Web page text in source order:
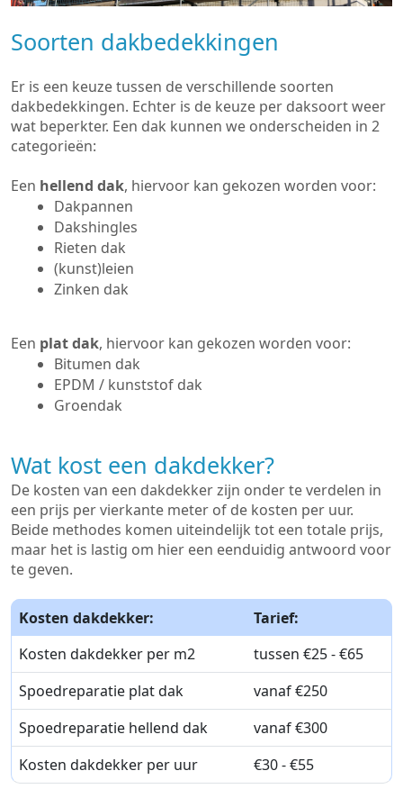
Soorten dakbedekkingen
Er is een keuze tussen de verschillende soorten
dakbedekkingen. Echter is de keuze per daksoort weer
wat beperkter. Een dak kunnen we onderscheiden in 2
categorieën:
Een hellend dak, hiervoor kan gekozen worden voor:
Dakpannen
Dakshingles
Rieten dak
(kunst)leien
Zinken dak
Een plat dak, hiervoor kan gekozen worden voor:
Bitumen dak
EPDM / kunststof dak
Groendak
Wat kost een dakdekker?
De kosten van een dakdekker zijn onder te verdelen in
een prijs per vierkante meter of de kosten per uur.
Beide methodes komen uiteindelijk tot een totale prijs,
maar het is lastig om hier een eenduidig antwoord voor
te geven.
Kosten dakdekker:
Tarief:
Kosten dakdekker per m2
tussen €25 - €65
Spoedreparatie plat dak
vanaf €250
Spoedreparatie hellend dak
vanaf €300
Kosten dakdekker per uur
€30 - €55